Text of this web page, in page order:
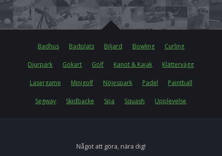
Badhus Badplats Biljard Bowling Curling
Djurpark Gokart Golf Kanot & Kajak Klättervägg
Lasergame Minigolf Nöjespark Padel Paintball
Segway Skidbacke Spa Squash Upplevelse
Något att göra, nära dig!